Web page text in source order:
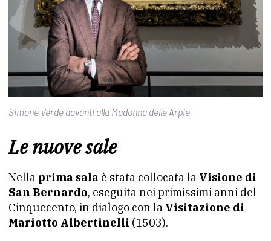
Simone Verde davanti alla Madonna delle Arpie
Le nuove sale
Nella prima sala è stata collocata la Visione di
San Bernardo, eseguita nei primissimi anni del
Cinquecento, in dialogo con la Visitazione di
Mariotto Albertinelli (1503).